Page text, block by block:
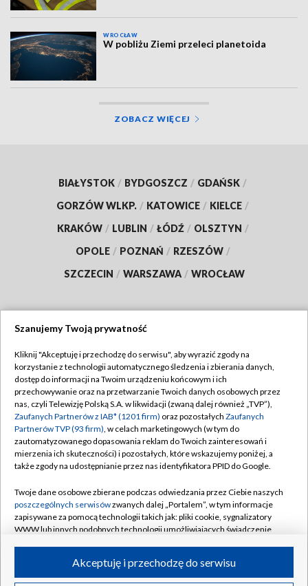
WROCŁAW
W pobliżu Ziemi przeleci planetoida
ZOBACZ WIĘCEJ
BIAŁYSTOK / BYDGOSZCZ / GDAŃSK /
GORZÓW WLKP. / KATOWICE / KIELCE /
KRAKÓW / LUBLIN / ŁÓDŹ / OLSZTYN /
OPOLE / POZNAŃ / RZESZÓW /
SZCZECIN / WARSZAWA / WROCŁAW
TVP
Abonament TVP
Emisja w TVP
Centrum informacji TVP
Naziemna Telewizja Cyfrowa
Rada Programowa
System NOS
Informacje o nadawcy
Program dla prasy
Regulamin TVP
Polityka prywatności
Moje zgody
Pomoc
Kontakt
Kanały
©2026 Telewizja Polska S.A. w likwidacji
Szanujemy Twoją prywatność
Kliknij "Akceptuję i przechodzę do serwisu", aby wyrazić zgody na
korzystanie z technologii automatycznego śledzenia i zbierania danych,
dostęp do informacji na Twoim urządzeniu końcowym i ich
przechowywanie oraz na przetwarzanie Twoich danych osobowych przez
nas, czyli Telewizję Polską S.A. w likwidacji (zwaną dalej również „TVP”),
Zaufanych Partnerów z IAB* (1201 firm) oraz pozostałych Zaufanych
Partnerów TVP (93 firm), w celach marketingowych (w tym do
zautomatyzowanego dopasowania reklam do Twoich zainteresowań i
mierzenia ich skuteczności) i pozostałych, które wskazujemy poniżej, a
także zgody na udostępnianie przez nas identyfikatora PPID do Google.
Twoje dane osobowe zbierane podczas odwiedzania przez Ciebie naszych
poszczególnych serwisówzwanych dalej „Portalem”, w tym informacje
zapisywane za pomocą technologii takich jak: pliki cookie, sygnalizatory
WWW lub innych podobnych technologii umożliwiających świadczenie
ruchu w Internecie.Akceptuję i przechodzę do serwisu